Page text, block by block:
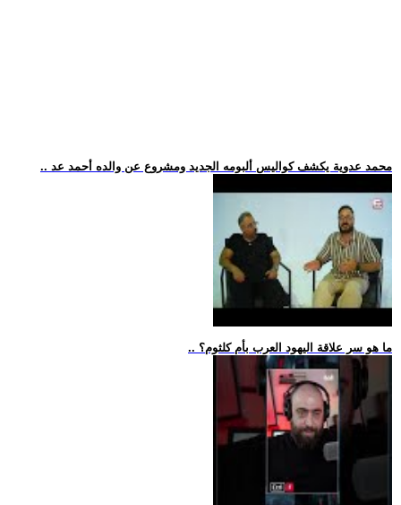
.. محمد عدوية يكشف كواليس ألبومه الجديد ومشروع عن والده أحمد عد
.. ما هو سر علاقة اليهود العرب بأم كلثوم؟